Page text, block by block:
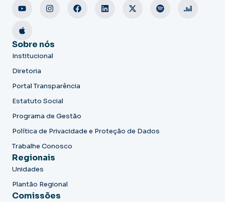
Sobre nós
Institucional
Diretoria
Portal Transparência
Estatuto Social
Programa de Gestão
Política de Privacidade e Proteção de Dados
Trabalhe Conosco
Regionais
Unidades
Plantão Regional
Comissões